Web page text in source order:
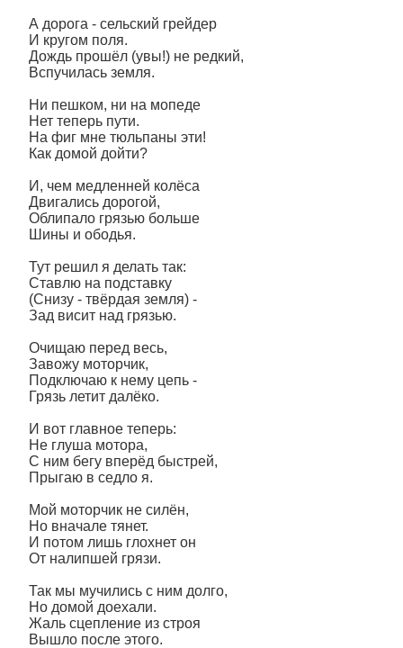
А дорога - сельский грейдер
И кругом поля.
Дождь прошёл (увы!) не редкий,
Вспучилась земля.
Ни пешком, ни на мопеде
Нет теперь пути.
На фиг мне тюльпаны эти!
Как домой дойти?
И, чем медленней колёса
Двигались дорогой,
Облипало грязью больше
Шины и ободья.
Тут решил я делать так:
Ставлю на подставку
(Снизу - твёрдая земля) -
Зад висит над грязью.
Очищаю перед весь,
Завожу моторчик,
Подключаю к нему цепь -
Грязь летит далёко.
И вот главное теперь:
Не глуша мотора,
С ним бегу вперёд быстрей,
Прыгаю в седло я.
Мой моторчик не силён,
Но вначале тянет.
И потом лишь глохнет он
От налипшей грязи.
Так мы мучились с ним долго,
Но домой доехали.
Жаль сцепление из строя
Вышло после этого.